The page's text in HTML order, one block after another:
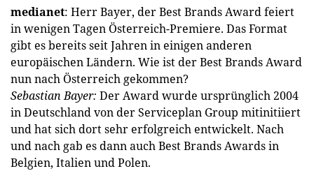
medianet: Herr Bayer, der Best Brands Award feiert
in wenigen Tagen Österreich-Premiere. Das Format
gibt es bereits seit Jahren in einigen anderen
europäischen Ländern. Wie ist der Best Brands Award
nun nach Österreich gekommen?
Sebastian Bayer: Der Award wurde ursprünglich 2004
in Deutschland von der Serviceplan Group mitinitiiert
und hat sich dort sehr erfolgreich entwickelt. Nach
und nach gab es dann auch Best Brands Awards in
Belgien, Italien und Polen.